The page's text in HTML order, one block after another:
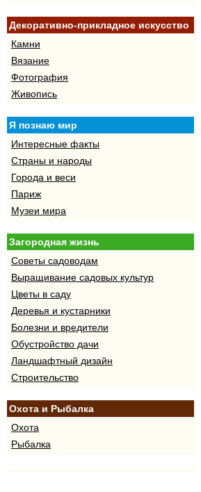
Декоративно-прикладное искусство
Камни
Вязание
Фотография
Живопись
Я познаю мир
Интересные факты
Страны и народы
Города и веси
Париж
Музеи мира
Загородная жизнь
Советы садоводам
Выращивание садовых культур
Цветы в саду
Деревья и кустарники
Болезни и вредители
Обустройство дачи
Ландшафтный дизайн
Строительство
Охота и Рыбалка
Охота
Рыбалка